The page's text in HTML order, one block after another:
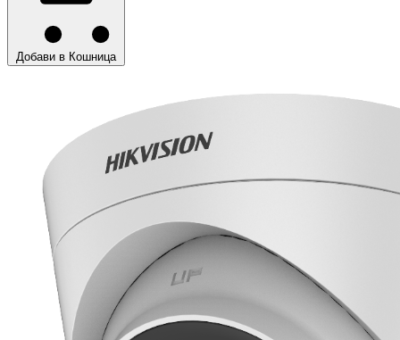
Добави в Кошница